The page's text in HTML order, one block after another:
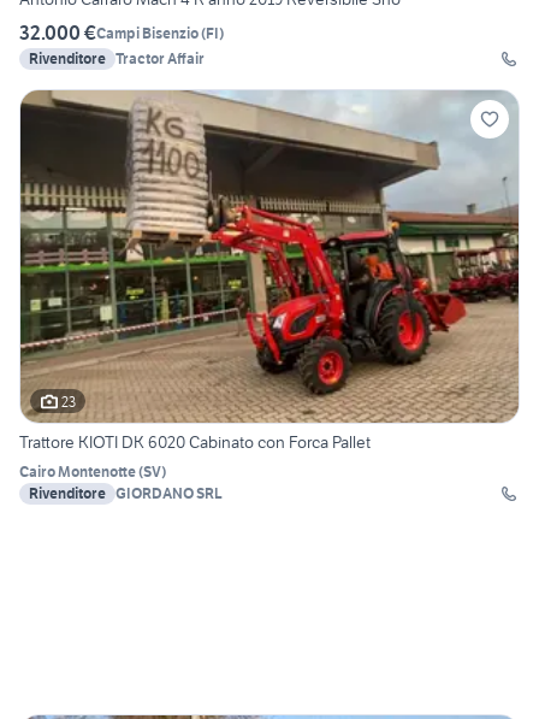
32.000 €Campi Bisenzio(FI)
Rivenditore Tractor Affair
23
Trattore KIOTI DK 6020 Cabinato con Forca Pallet
Cairo Montenotte(SV)
Rivenditore GIORDANO SRL